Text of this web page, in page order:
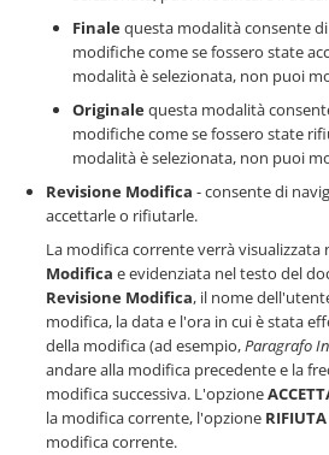
Finalequesta modalità consente
modifiche come se fossero state
modalità è selezionata, non puoi
Originalequesta modalità
modifiche come se fossero state
modalità è selezionata, non puoi
Revisione Modifica - consente di
accettarle o rifiutarle.
La modifica corrente verrà visualizzata
Modifica e evidenziata nel testo del
Revisione Modifica, il nome
modifica, la data e l'ora in cui è stata
della modifica (ad esempio,Paragrafo
andare alla modifica precedente e la
modifica successiva. L'opzione
la modifica corrente, l'opzione RIFIUTA
modifica corrente.